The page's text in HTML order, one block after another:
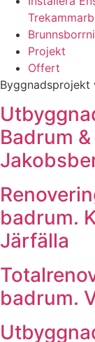
Projekt
Offert
Byggnadsprojekt
Badrum
badrum.
Järfälla
badrum.